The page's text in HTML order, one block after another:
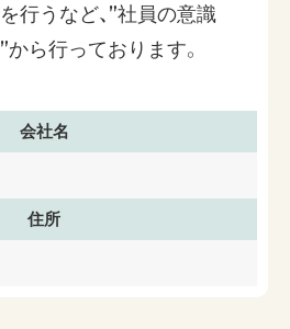
行うなど、”社員の意識
から行っております。
会社名
住所